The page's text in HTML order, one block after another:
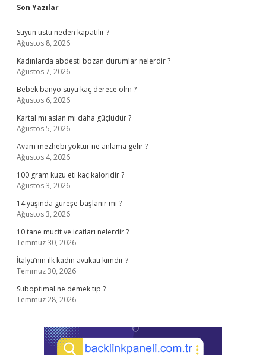
Sidebar
Son Yazılar
Suyun üstü neden kapatılır ?
Ağustos 8, 2026
Kadınlarda abdesti bozan durumlar nelerdir ?
Ağustos 7, 2026
Bebek banyo suyu kaç derece olm ?
Ağustos 6, 2026
Kartal mı aslan mı daha güçlüdür ?
Ağustos 5, 2026
Avam mezhebi yoktur ne anlama gelir ?
Ağustos 4, 2026
100 gram kuzu eti kaç kaloridir ?
Ağustos 3, 2026
14 yaşında güreşe başlanır mı ?
Ağustos 3, 2026
10 tane mucit ve icatları nelerdir ?
Temmuz 30, 2026
İtalya’nın ilk kadın avukatı kimdir ?
Temmuz 30, 2026
Suboptimal ne demek tıp ?
Temmuz 28, 2026